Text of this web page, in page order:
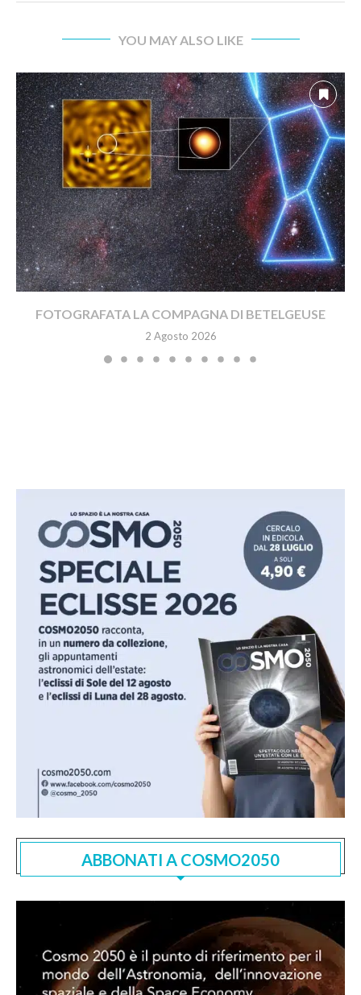
YOU MAY ALSO LIKE
FOTOGRAFATA LA COMPAGNA DI BETELGEUSE
2 Agosto 2026
ABBONATI A COSMO2050